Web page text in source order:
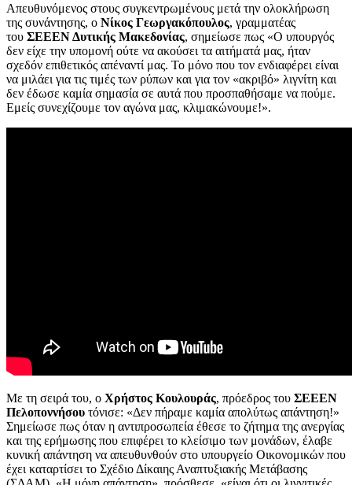
Απευθυνόμενος στους συγκεντρωμένους μετά την ολοκλήρωση
της συνάντησης, ο Νίκος Γεωργακόπουλος, γραμματέας
του ΣΕΕΕΝ Δυτικής Μακεδονίας, σημείωσε πως «Ο υπουργός
δεν είχε την υπομονή ούτε να ακούσει τα αιτήματά μας, ήταν
σχεδόν επιθετικός απέναντί μας. Το μόνο που τον ενδιαφέρει είναι
να μιλάει για τις τιμές των ρύπων και για τον «ακριβό» λιγνίτη και
δεν έδωσε καμία σημασία σε αυτά που προσπαθήσαμε να πούμε.
Εμείς συνεχίζουμε τον αγώνα μας, κλιμακώνουμε!».
Με τη σειρά του, ο Χρήστος Κουλουράς, πρόεδρος του ΣΕΕΕΝ
Πελοποννήσου τόνισε: «Δεν πήραμε καμία απολύτως απάντηση!»
Σημείωσε πως όταν η αντιπροσωπεία έθεσε το ζήτημα της ανεργίας
και της ερήμωσης που επιφέρει το κλείσιμο των μονάδων, έλαβε
κυνική απάντηση να απευθυνθούν στο υπουργείο Οικονομικών που
έχει καταρτίσει το Σχέδιο Δίκαιης Αναπτυξιακής Μετάβασης